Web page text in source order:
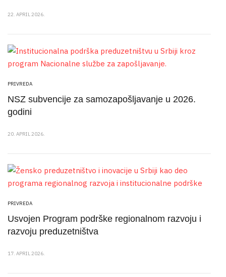
22. APRIL 2026.
PRIVREDA
NSZ subvencije za samozapošljavanje u 2026.
godini
20. APRIL 2026.
PRIVREDA
Usvojen Program podrške regionalnom razvoju i
razvoju preduzetništva
17. APRIL 2026.